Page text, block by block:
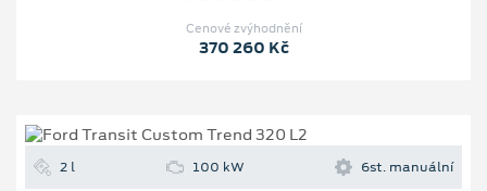
Cenové zvýhodnění
370 260 Kč
2 l 100 kW 6st. manuální